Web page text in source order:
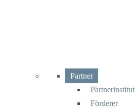
Partner
Förderer